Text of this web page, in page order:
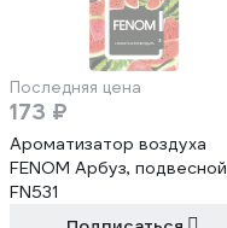
Последняя цена
173 ₽
Ароматизатор воздуха
FENOM Арбуз, подвесной
FN531